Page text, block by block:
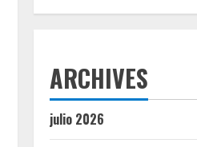
ARCHIVES
julio 2026